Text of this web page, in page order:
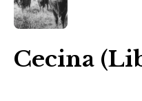
Cecina